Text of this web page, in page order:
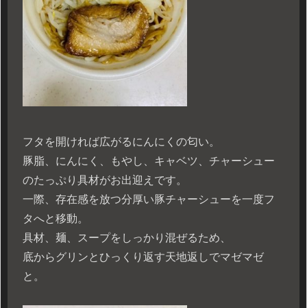
フタを開ければ広がるにんにくの匂い。
豚脂、にんにく、もやし、キャベツ、チャーシュー
のたっぷり具材がお出迎えです。
一際、存在感を放つ分厚い豚チャーシューを一度フ
タへと移動。
具材、麺、スープをしっかり混ぜるため、
底からグリンとひっくり返す天地返しでマゼマゼ
と。